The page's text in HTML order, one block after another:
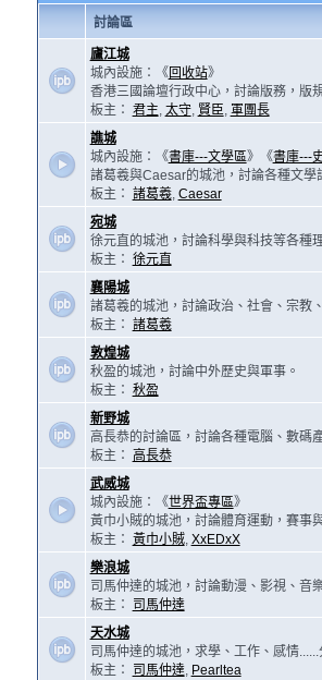
討論區
廬江城
城內設施：《回收站》
香港三國論壇行政中心，討論版務，版
板主： 君主, 太守, 賢臣, 軍團長
譙城
城內設施：《書庫---文學區》《書庫---
諸葛羲與Caesar的城池，討論各種文學
板主： 諸葛羲, Caesar
宛城
徐元直的城池，討論科學與科技等各種
板主： 徐元直
襄陽城
諸葛羲的城池，討論政治、社會、宗教
板主： 諸葛羲
敦煌城
秋盈的城池，討論中外歷史與軍事。
板主： 秋盈
新野城
高長恭的討論區，討論各種電腦、數碼
板主：
高長恭
武威城
城內設施：《世界盃專區》
黃巾小賊的城池，討論體育運動，賽事
板主： 黃巾小賊, XxEDxX
樂浪城
司馬仲達的城池，討論動漫、影視、音
板主：
司馬仲達
天水城
司馬仲達的城池，求學、工作、感情
板主：
司馬仲達, Pearltea